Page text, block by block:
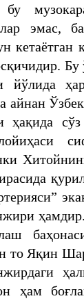
эмас,
кетаётган
Бу
йўлида
айнан
ҳақида сўз
то Яқин
ҳам